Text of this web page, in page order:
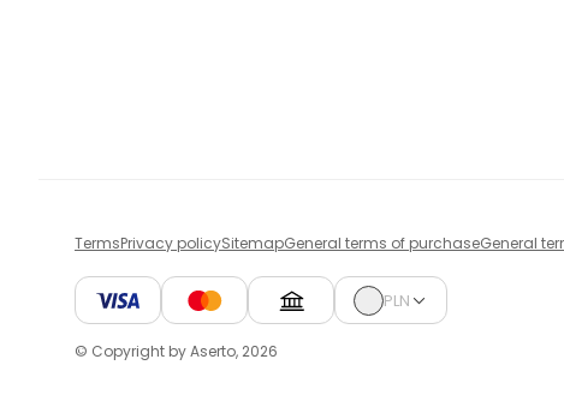
TermsPrivacy policySitemapGeneral terms of purchaseGeneral
PLN
© Copyright by Aserto, 2026